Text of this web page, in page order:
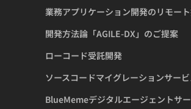
業務アプリケーション開発のリモー
開発方法論「AGILE-DX」のご提案
ローコード受託開発
ソースコードマイグレーションサー
BlueMemeデジタルエージェントサ